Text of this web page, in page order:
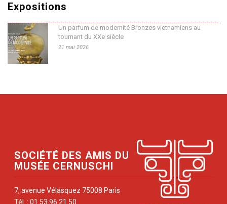
Expositions
Un parfum de modernité Bronzes vietnamiens au
tournant du XXe siècle
21 mai 2026
SOCIÉTÉ DES AMIS DU
MUSÉE CERNUSCHI
7, avenue Vélasquez 75008 Paris
Tél. : 01 53 96 21 50